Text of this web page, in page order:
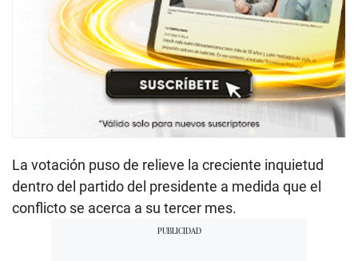
La votación puso de relieve la creciente inquietud
dentro del partido del presidente a medida que el
conflicto se acerca a su tercer mes.